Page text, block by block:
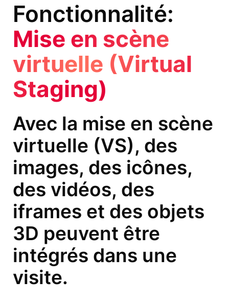
Fonctionnalité:
Mise en scène
virtuelle (Virtual
Staging)
Avec la mise en scène
virtuelle (VS), des
images, des icônes,
des vidéos, des
iframes et des objets
3D peuvent être
intégrés dans une
visite.